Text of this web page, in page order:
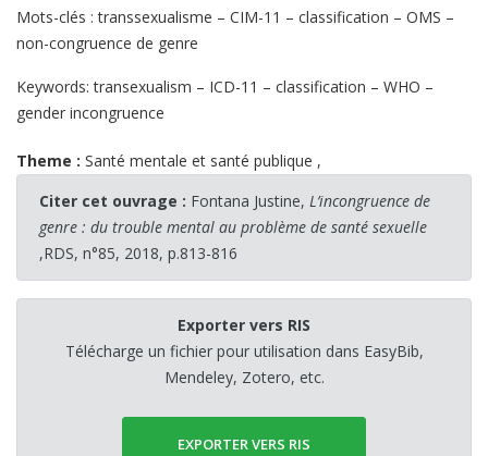
Mots-clés : transsexualisme – CIM-11 – classification – OMS –
non-congruence de genre
Keywords: transexualism – ICD-11 – classification – WHO –
gender incongruence
Theme : Santé mentale et santé publique ,
Citer cet ouvrage : Fontana Justine, L’incongruence de
genre : du trouble mental au problème de santé sexuelle
,RDS, n°85, 2018, p.813-816
Exporter vers RIS
Télécharge un fichier pour utilisation dans EasyBib,
Mendeley, Zotero, etc.
EXPORTER VERS RIS